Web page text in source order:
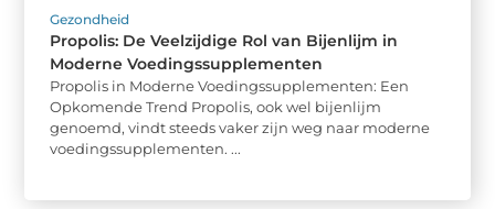
Gezondheid
Propolis: De Veelzijdige Rol van Bijenlijm in
Moderne Voedingssupplementen
Propolis in Moderne Voedingssupplementen: Een
Opkomende Trend Propolis, ook wel bijenlijm
genoemd, vindt steeds vaker zijn weg naar moderne
voedingssupplementen. ...